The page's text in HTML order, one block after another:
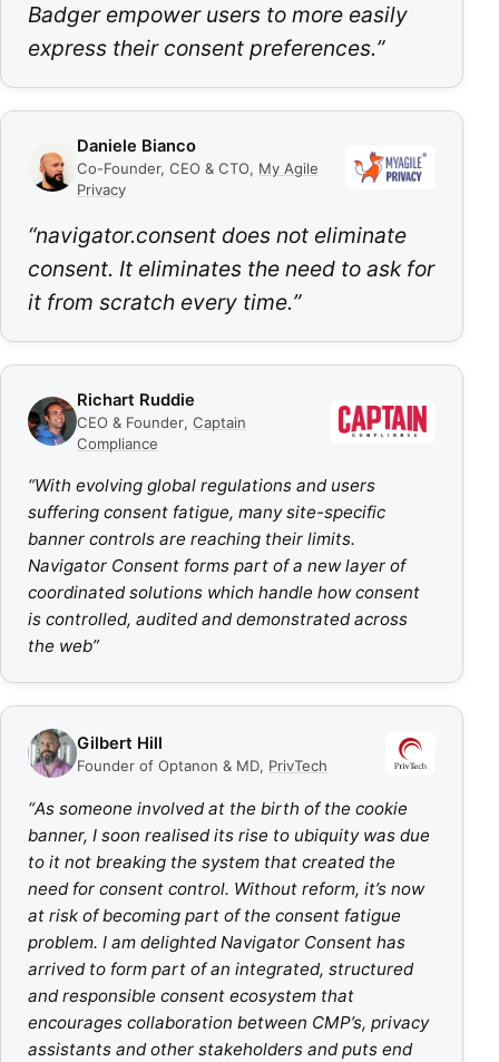
Badger empower users to more easily
express their consent preferences.”
Daniele Bianco
Co-Founder, CEO & CTO, My Agile
Privacy
“navigator.consent does not eliminate
consent. It eliminates the need to ask for
it from scratch every time.”
Richart Ruddie
CEO & Founder, Captain
Compliance
“With evolving global regulations and users
suffering consent fatigue, many site-specific
banner controls are reaching their limits.
Navigator Consent forms part of a new layer of
coordinated solutions which handle how consent
is controlled, audited and demonstrated across
the web”
Gilbert Hill
Founder of Optanon & MD, PrivTech
“As someone involved at the birth of the cookie
banner, I soon realised its rise to ubiquity was due
to it not breaking the system that created the
need for consent control. Without reform, it’s now
at risk of becoming part of the consent fatigue
problem. I am delighted Navigator Consent has
arrived to form part of an integrated, structured
and responsible consent ecosystem that
encourages collaboration between CMP’s, privacy
assistants and other stakeholders and puts end